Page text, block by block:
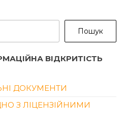
Пошук
ВІДКРИТІСТЬ
ДОКУМЕНТИ
З ЛІЦЕНЗІЙНИМИ